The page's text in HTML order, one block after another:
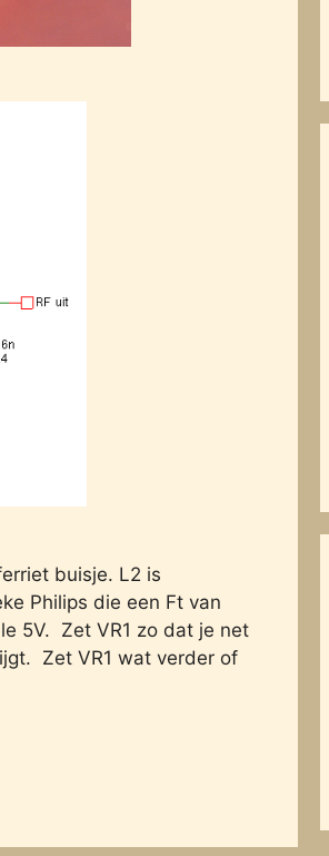
buisje. L2 is
Philips die een Ft van
5V. Zet VR1 zo dat je net
Zet VR1 wat verder of